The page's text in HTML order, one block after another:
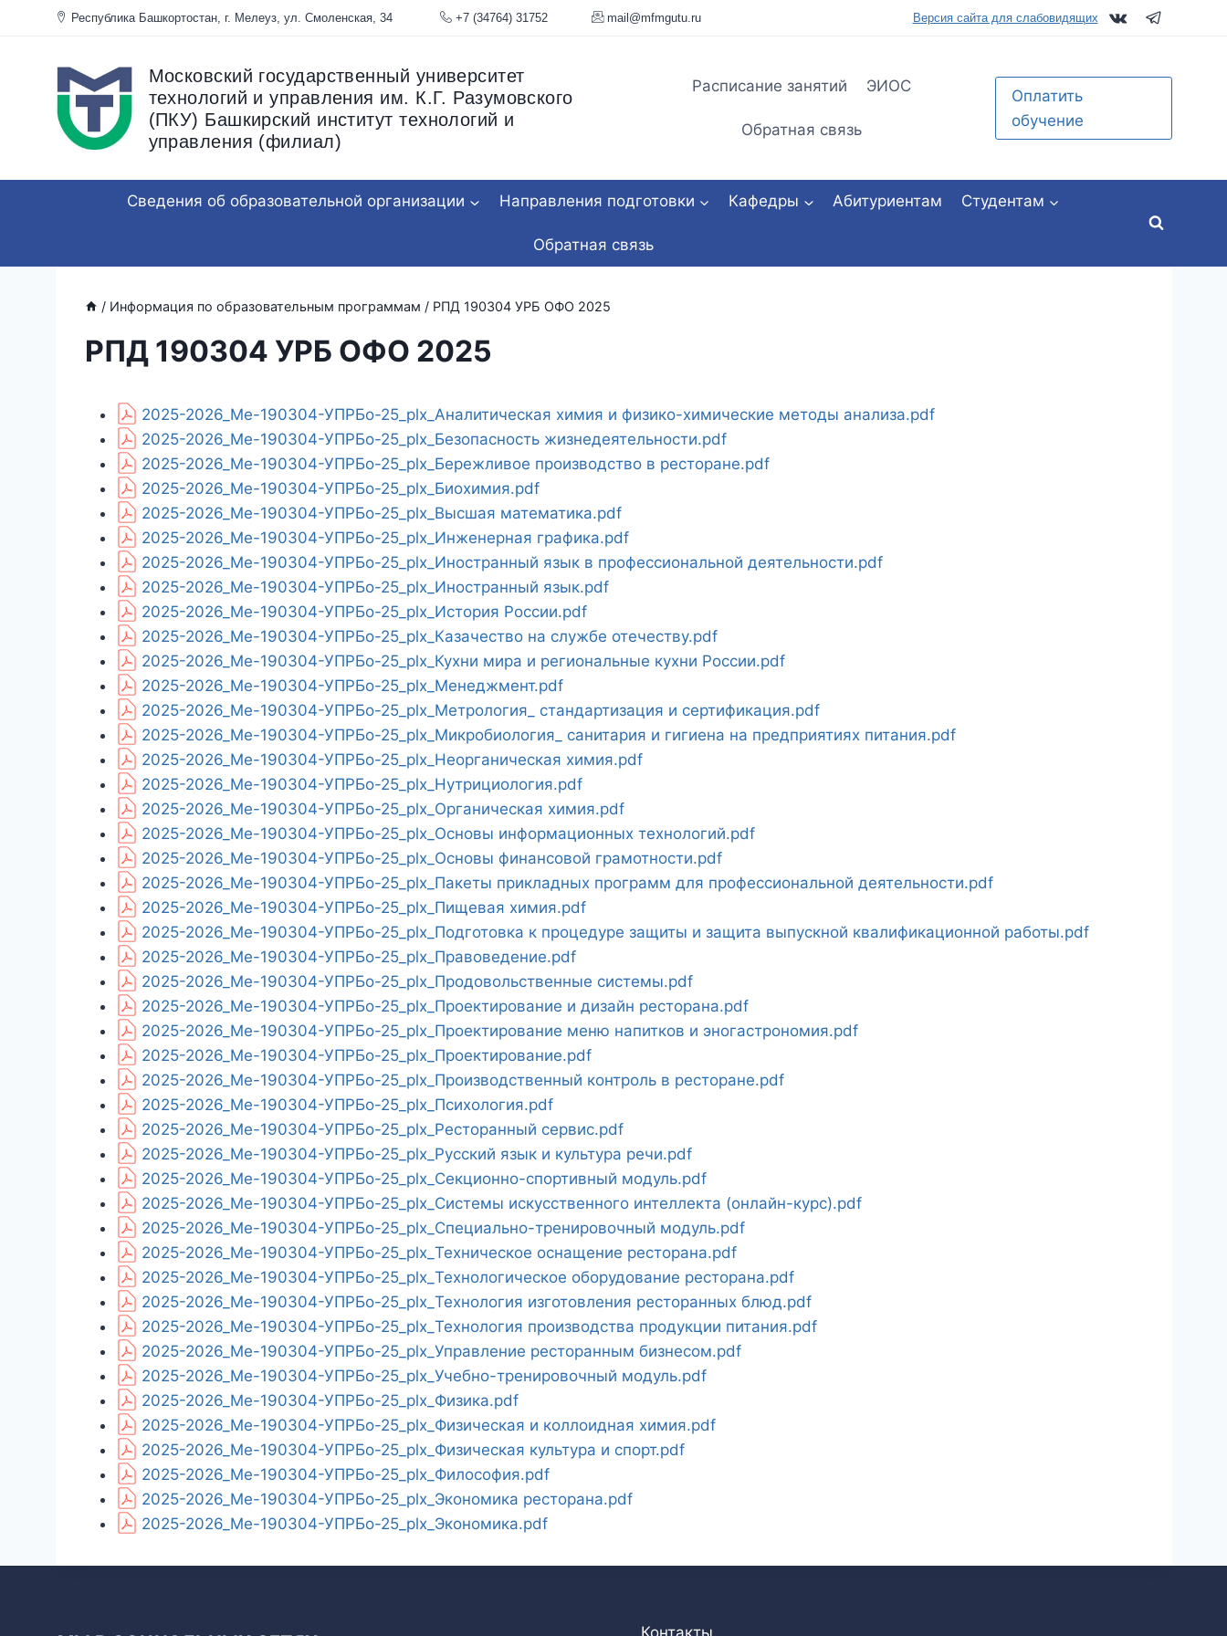
Перейти
Республика Башкортостан, г. Мелеуз, ул. Смоленская, 34 +7 (34764) 31752 mail@mfmgutu.ru Версия сайта для слабовидящих
Московский государственный университет
технологий и управления им. К.Г. Разумовского
(ПКУ) Башкирский институт технологий и
управления (филиал)
Расписание занятий ЭИОС
Обратная связь
Оплатить
обучение
Сведения об образовательной организации Направления подготовки Кафедры Абитуриентам Студентам
Обратная связь
/ Информация по образовательным программам / РПД 190304 УРБ ОФО 2025
РПД 190304 УРБ ОФО 2025
2025-2026_Ме-190304-УПРБо-25_plx_Аналитическая химия и физико-химические методы анализа.pdf
2025-2026_Ме-190304-УПРБо-25_plx_Безопасность жизнедеятельности.pdf
2025-2026_Ме-190304-УПРБо-25_plx_Бережливое производство в ресторане.pdf
2025-2026_Ме-190304-УПРБо-25_plx_Биохимия.pdf
2025-2026_Ме-190304-УПРБо-25_plx_Высшая математика.pdf
2025-2026_Ме-190304-УПРБо-25_plx_Инженерная графика.pdf
2025-2026_Ме-190304-УПРБо-25_plx_Иностранный язык в профессиональной деятельности.pdf
2025-2026_Ме-190304-УПРБо-25_plx_Иностранный язык.pdf
2025-2026_Ме-190304-УПРБо-25_plx_История России.pdf
2025-2026_Ме-190304-УПРБо-25_plx_Казачество на службе отечеству.pdf
2025-2026_Ме-190304-УПРБо-25_plx_Кухни мира и региональные кухни России.pdf
2025-2026_Ме-190304-УПРБо-25_plx_Менеджмент.pdf
2025-2026_Ме-190304-УПРБо-25_plx_Метрология_ стандартизация и сертификация.pdf
2025-2026_Ме-190304-УПРБо-25_plx_Микробиология_ санитария и гигиена на предприятиях питания.pdf
2025-2026_Ме-190304-УПРБо-25_plx_Неорганическая химия.pdf
2025-2026_Ме-190304-УПРБо-25_plx_Нутрициология.pdf
2025-2026_Ме-190304-УПРБо-25_plx_Органическая химия.pdf
2025-2026_Ме-190304-УПРБо-25_plx_Основы информационных технологий.pdf
2025-2026_Ме-190304-УПРБо-25_plx_Основы финансовой грамотности.pdf
2025-2026_Ме-190304-УПРБо-25_plx_Пакеты прикладных программ для профессиональной деятельности.pdf
2025-2026_Ме-190304-УПРБо-25_plx_Пищевая химия.pdf
2025-2026_Ме-190304-УПРБо-25_plx_Подготовка к процедуре защиты и защита выпускной квалификационной работы.pdf
2025-2026_Ме-190304-УПРБо-25_plx_Правоведение.pdf
2025-2026_Ме-190304-УПРБо-25_plx_Продовольственные системы.pdf
2025-2026_Ме-190304-УПРБо-25_plx_Проектирование и дизайн ресторана.pdf
2025-2026_Ме-190304-УПРБо-25_plx_Проектирование меню напитков и эногастрономия.pdf
2025-2026_Ме-190304-УПРБо-25_plx_Проектирование.pdf
2025-2026_Ме-190304-УПРБо-25_plx_Производственный контроль в ресторане.pdf
2025-2026_Ме-190304-УПРБо-25_plx_Психология.pdf
2025-2026_Ме-190304-УПРБо-25_plx_Ресторанный сервис.pdf
2025-2026_Ме-190304-УПРБо-25_plx_Русский язык и культура речи.pdf
2025-2026_Ме-190304-УПРБо-25_plx_Секционно-спортивный модуль.pdf
2025-2026_Ме-190304-УПРБо-25_plx_Системы искусственного интеллекта (онлайн-курс).pdf
2025-2026_Ме-190304-УПРБо-25_plx_Специально-тренировочный модуль.pdf
2025-2026_Ме-190304-УПРБо-25_plx_Техническое оснащение ресторана.pdf
2025-2026_Ме-190304-УПРБо-25_plx_Технологическое оборудование ресторана.pdf
2025-2026_Ме-190304-УПРБо-25_plx_Технология изготовления ресторанных блюд.pdf
2025-2026_Ме-190304-УПРБо-25_plx_Технология производства продукции питания.pdf
2025-2026_Ме-190304-УПРБо-25_plx_Управление ресторанным бизнесом.pdf
2025-2026_Ме-190304-УПРБо-25_plx_Учебно-тренировочный модуль.pdf
2025-2026_Ме-190304-УПРБо-25_plx_Физика.pdf
2025-2026_Ме-190304-УПРБо-25_plx_Физическая и коллоидная химия.pdf
2025-2026_Ме-190304-УПРБо-25_plx_Физическая культура и спорт.pdf
2025-2026_Ме-190304-УПРБо-25_plx_Философия.pdf
2025-2026_Ме-190304-УПРБо-25_plx_Экономика ресторана.pdf
2025-2026_Ме-190304-УПРБо-25_plx_Экономика.pdf